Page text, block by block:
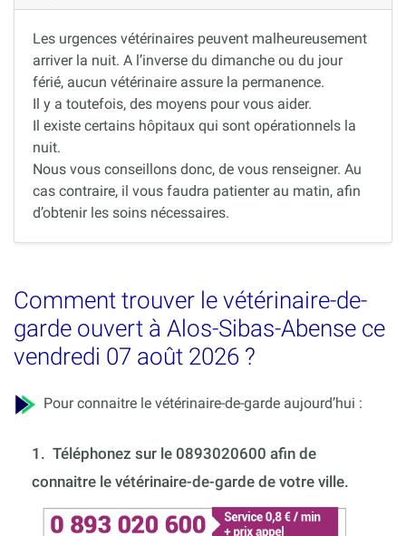
Les urgences vétérinaires peuvent malheureusement
arriver la nuit. A l’inverse du dimanche ou du jour
férié, aucun vétérinaire assure la permanence.
Il y a toutefois, des moyens pour vous aider.
Il existe certains hôpitaux qui sont opérationnels la
nuit.
Nous vous conseillons donc, de vous renseigner. Au
cas contraire, il vous faudra patienter au matin, afin
d’obtenir les soins nécessaires.
Comment trouver le vétérinaire-de-
garde ouvert à Alos-Sibas-Abense ce
vendredi 07 août 2026 ?
Pour connaitre le vétérinaire-de-garde aujourd’hui :
1. Téléphonez sur le 0893020600 afin de
connaitre le vétérinaire-de-garde de votre ville.